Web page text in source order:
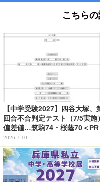
こちら
【中学受験2027】四谷大塚、
回合不合判定テスト（7/5実施）
偏差値…筑駒74・桜蔭70＜PR
2026.7.10